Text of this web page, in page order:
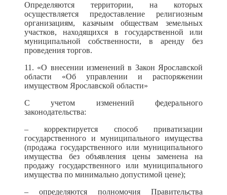
Определяются территории, на которых
осуществляется предоставление религиозным
организациям, казачьим обществам земельных
участков, находящихся в государственной или
муниципальной собственности, в аренду без
проведения торгов.
11. «О внесении изменений в Закон Ярославской
области «Об управлении и распоряжении
имуществом Ярославской области»
С учетом изменений федерального
законодательства:
– корректируется способ приватизации
государственного и муниципального имущества
(продажа государственного или муниципального
имущества без объявления цены заменена на
продажу государственного или муниципального
имущества по минимально допустимой цене);
– определяются полномочия Правительства